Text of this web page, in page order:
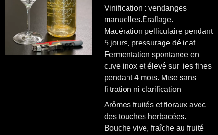
Vinification : vendanges
manuelles.Éraflage.
Macération pelliculaire pendant
5 jours, pressurage délicat.
Fermentation spontanée en
cuve inox et élevé sur lies fines
pendant 4 mois. Mise sans
filtration ni clarification.
Arômes fruités et floraux avec
des touches herbacées.
Bouche vive, fraîche au fruité